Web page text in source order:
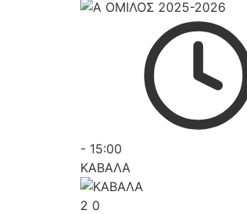
- 15:00
ΚΑΒΑΛΑ
2 0